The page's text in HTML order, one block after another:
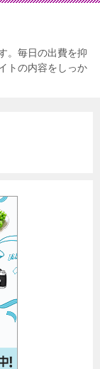
。毎日の出費を抑
トの内容をしっか